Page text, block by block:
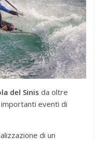
del Sinis da oltre
importanti eventi di
di un